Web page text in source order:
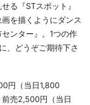
る『STスポット』
を描くようにダンス
ンター』。1つの作
、どうぞご期待下さ
円（当日1,800
売2,500円（当日